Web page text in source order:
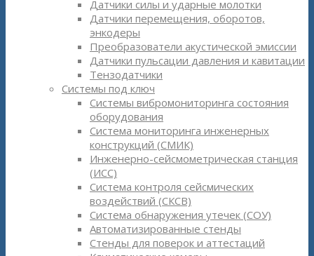
Датчики силы и ударные молотки
Датчики перемещения, оборотов,
энкодеры
Преобразователи акустической эмиссии
Датчики пульсации давления и кавитации
Тензодатчики
Системы под ключ
Системы вибромониторинга состояния
оборудования
Система мониторинга инженерных
конструкций (СМИК)
Инженерно-сейсмометрическая станция
(ИСС)
Система контроля сейсмических
воздействий (СКСВ)
Система обнаружения утечек (СОУ)
Автоматизированные стенды
Стенды для поверок и аттестаций